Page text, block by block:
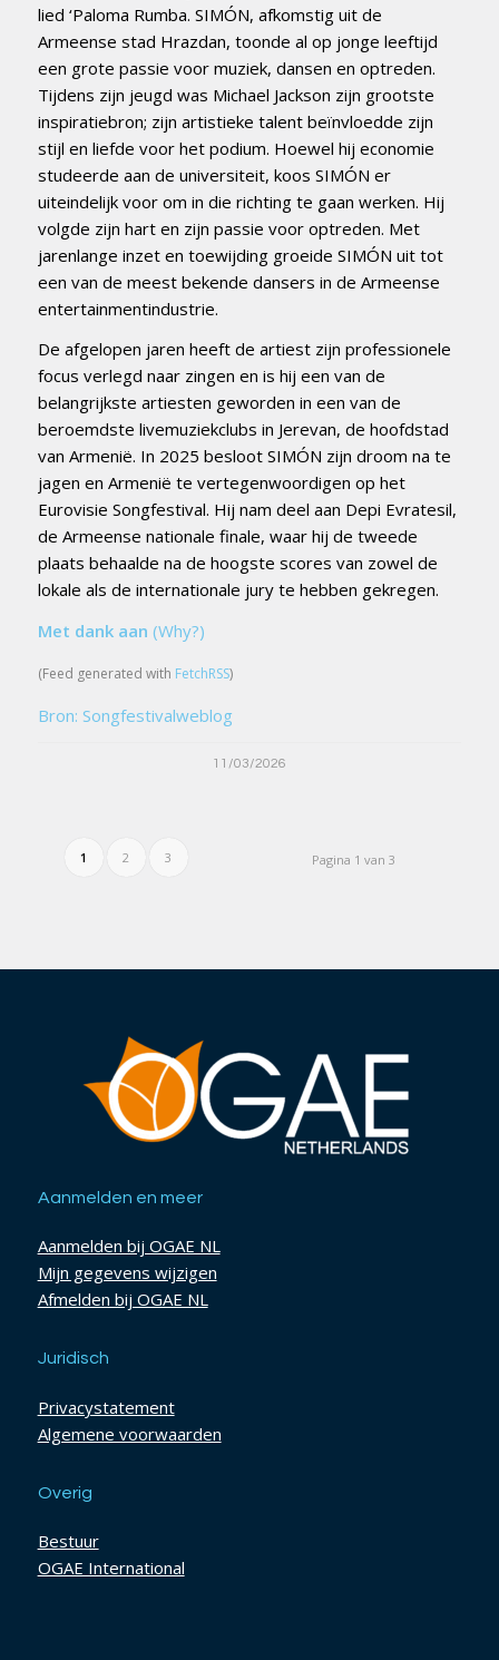
lied ‘Paloma Rumba. SIMÓN, afkomstig uit de
Armeense stad Hrazdan, toonde al op jonge leeftijd
een grote passie voor muziek, dansen en optreden.
Tijdens zijn jeugd was Michael Jackson zijn grootste
inspiratiebron; zijn artistieke talent beïnvloedde zijn
stijl en liefde voor het podium. Hoewel hij economie
studeerde aan de universiteit, koos SIMÓN er
uiteindelijk voor om in die richting te gaan werken. Hij
volgde zijn hart en zijn passie voor optreden. Met
jarenlange inzet en toewijding groeide SIMÓN uit tot
een van de meest bekende dansers in de Armeense
entertainmentindustrie.
De afgelopen jaren heeft de artiest zijn professionele
focus verlegd naar zingen en is hij een van de
belangrijkste artiesten geworden in een van de
beroemdste livemuziekclubs in Jerevan, de hoofdstad
van Armenië. In 2025 besloot SIMÓN zijn droom na te
jagen en Armenië te vertegenwoordigen op het
Eurovisie Songfestival. Hij nam deel aan Depi Evratesil,
de Armeense nationale finale, waar hij de tweede
plaats behaalde na de hoogste scores van zowel de
lokale als de internationale jury te hebben gekregen.
Met dank aan (Why?)
(Feed generated with FetchRSS)
Bron: Songfestivalweblog
11/03/2026
Pagina 1 van 3
1 2 3
Aanmelden en meer
Aanmelden bij OGAE NL
Mijn gegevens wijzigen
Afmelden bij OGAE NL
Juridisch
Privacystatement
Algemene voorwaarden
Overig
Bestuur
OGAE International